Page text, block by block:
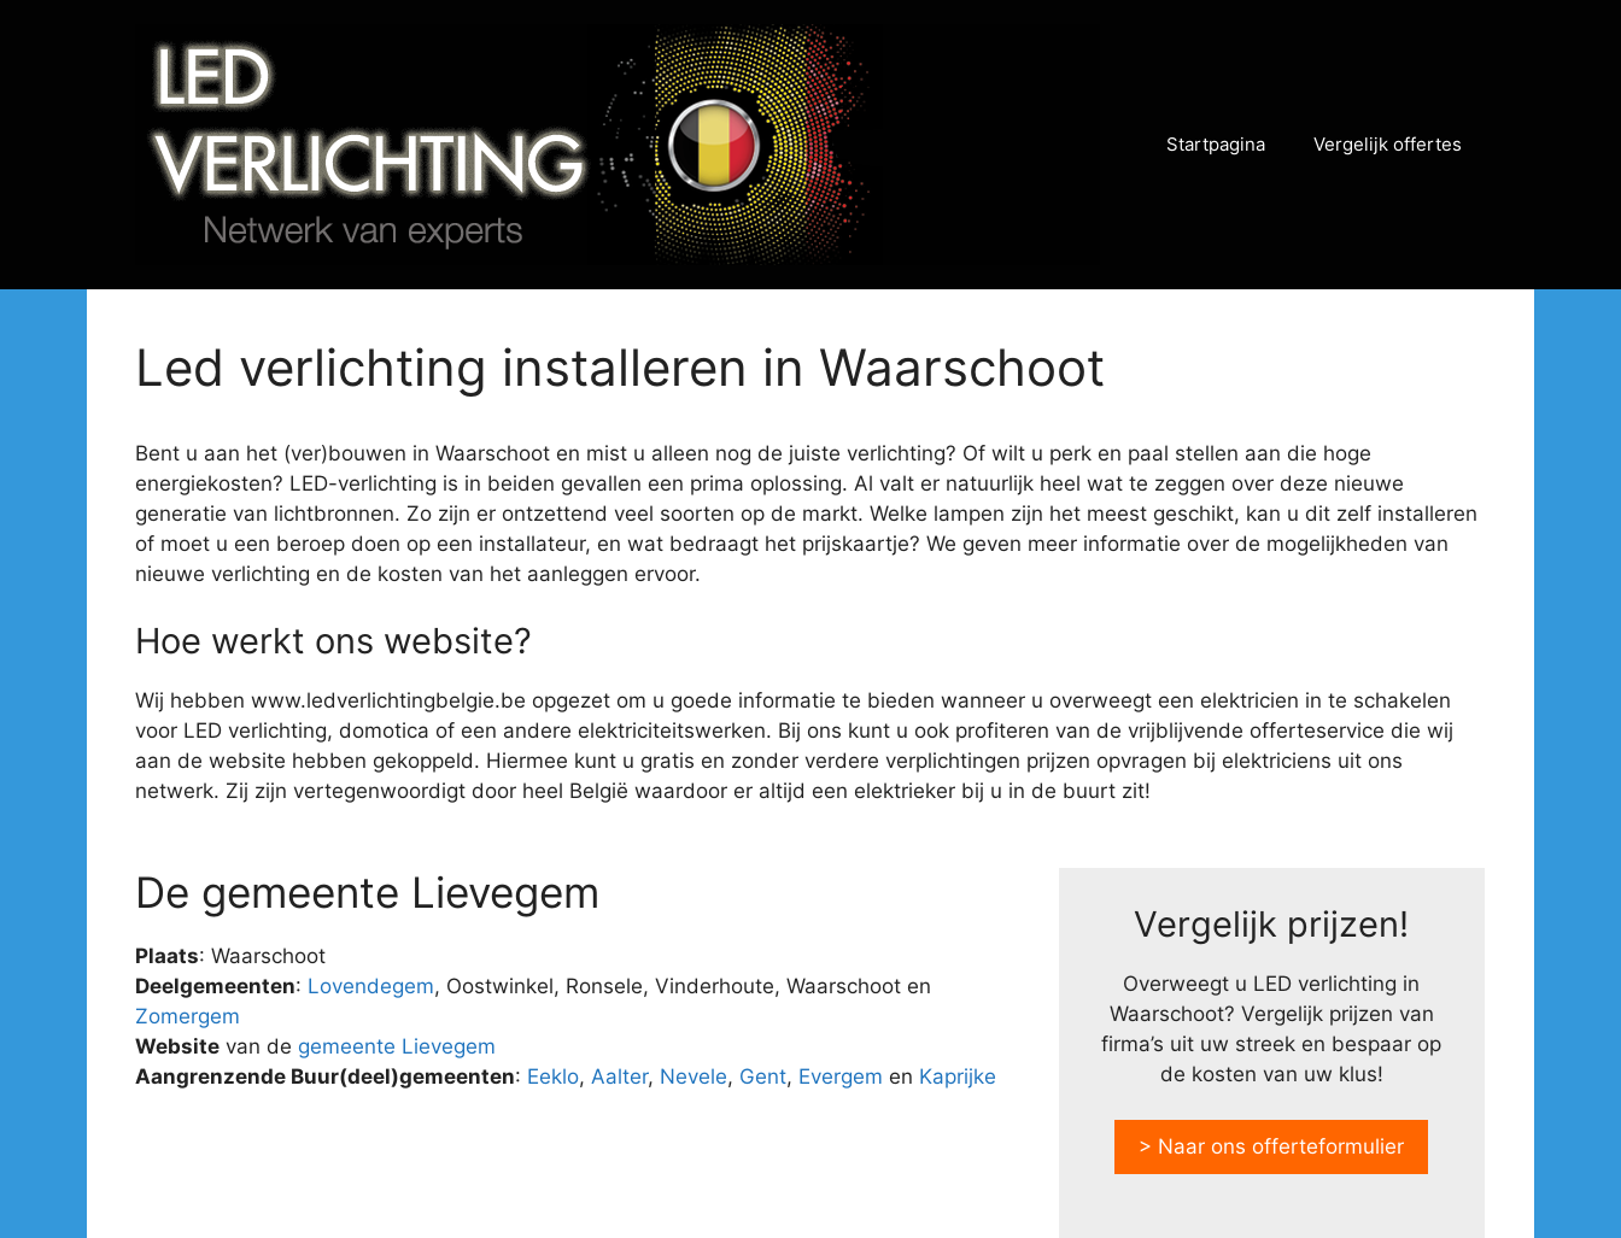
Startpagina Vergelijk offertes
Led verlichting installeren in Waarschoot
Bent u aan het (ver)bouwen in Waarschoot en mist u alleen nog de juiste verlichting? Of wilt u perk en paal stellen aan die hoge
energiekosten? LED-verlichting is in beiden gevallen een prima oplossing. Al valt er natuurlijk heel wat te zeggen over deze nieuwe
generatie van lichtbronnen. Zo zijn er ontzettend veel soorten op de markt. Welke lampen zijn het meest geschikt, kan u dit zelf installeren
of moet u een beroep doen op een installateur, en wat bedraagt het prijskaartje? We geven meer informatie over de mogelijkheden van
nieuwe verlichting en de kosten van het aanleggen ervoor.
Hoe werkt ons website?
Wij hebben www.ledverlichtingbelgie.be opgezet om u goede informatie te bieden wanneer u overweegt een elektricien in te schakelen
voor LED verlichting, domotica of een andere elektriciteitswerken. Bij ons kunt u ook profiteren van de vrijblijvende offerteservice die wij
aan de website hebben gekoppeld. Hiermee kunt u gratis en zonder verdere verplichtingen prijzen opvragen bij elektriciens uit ons
netwerk. Zij zijn vertegenwoordigt door heel België waardoor er altijd een elektrieker bij u in de buurt zit!
De gemeente Lievegem
Plaats: Waarschoot
Deelgemeenten: Lovendegem, Oostwinkel, Ronsele, Vinderhoute, Waarschoot en
Zomergem
Website van de gemeente Lievegem
Aangrenzende Buur(deel)gemeenten: Eeklo, Aalter, Nevele, Gent, Evergem en Kaprijke
Vergelijk prijzen!
Overweegt u LED verlichting in
Waarschoot? Vergelijk prijzen van
firma’s uit uw streek en bespaar op
de kosten van uw klus!
> Naar ons offerteformulier